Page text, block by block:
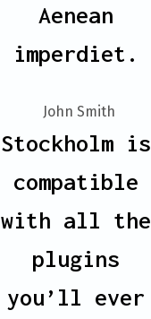
Aenean
imperdiet.
- John Smith
Stockholm is
compatible
with all the
plugins
you’ll ever